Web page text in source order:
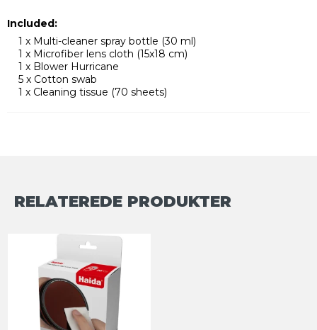
Included:
1 x Multi-cleaner spray bottle (30 ml)
1 x Microfiber lens cloth (15x18 cm)
1 x Blower Hurricane
5 x Cotton swab
1 x Cleaning tissue (70 sheets)
RELATEREDE PRODUKTER